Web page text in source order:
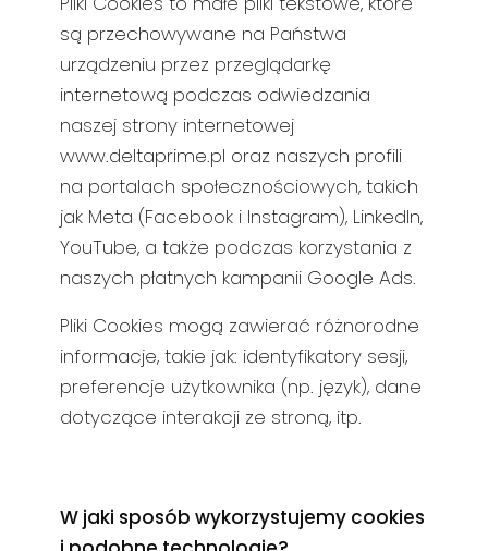
są przechowywane na Państwa
urządzeniu przez przeglądarkę
internetową podczas odwiedzania
naszej strony internetowej
www.deltaprime.pl oraz naszych profili
na portalach społecznościowych, takich
jak Meta (Facebook i Instagram), LinkedIn,
YouTube, a także podczas korzystania z
naszych płatnych kampanii Google Ads.
Pliki Cookies mogą zawierać różnorodne
informacje, takie jak: identyfikatory sesji,
preferencje użytkownika (np. język), dane
dotyczące interakcji ze stroną, itp.
W jaki sposób wykorzystujemy cookies